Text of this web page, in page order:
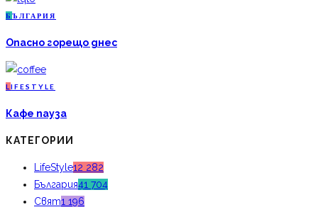
Б ЪЛГАРИЯ
Опасно горещо днес
L IFESTYLE
Кафе пауза
КАТЕГОРИИ
LifeStyle12 282
България41 704
Свят1 196